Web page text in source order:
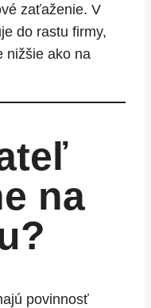
zaťaženie. V
do rastu firmy,
nižšie ako na
na
povinnosť